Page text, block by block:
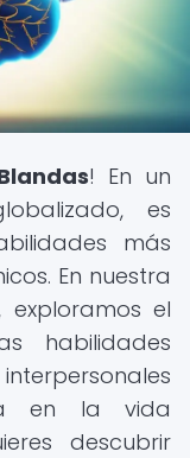
! En un
es
más
En nuestra
exploramos el
habilidades
en la vida
descubrir